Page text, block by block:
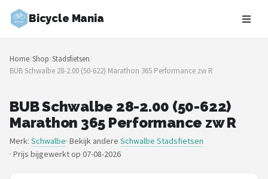
Bicycle Mania
Zoeken
NAVIGATIE
Merken
Blog
Fietsroutes
Home/Shop/Stadsfietsen/
BUB Schwalbe 28-2.00 (50-622) Marathon 365 Performance zw R
BUB Schwalbe 28-2.00 (50-622)
Marathon 365 Performance zw R
Merk: Schwalbe· Bekijk andere Schwalbe Stadsfietsen
· Prijs bijgewerkt op 07-08-2026